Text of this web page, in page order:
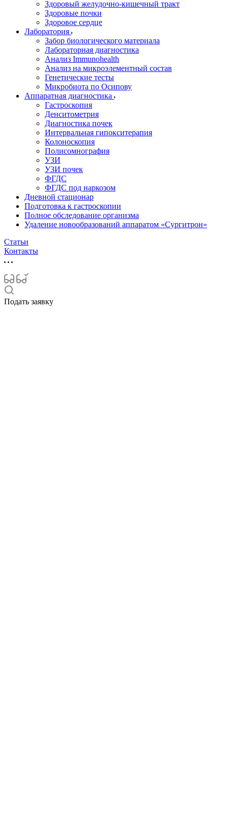
Здоровый желудочно-кишечный тракт
Здоровые почки
Здоровое сердце
Лаборатория
Забор биологического материала
Лабораторная диагностика
Анализ Immunohealth
Анализ на микроэлементный состав
Генетические тесты
Микробиота по Осипову
Аппаратная диагностика
Гастроскопия
Денситометрия
Диагностика почек
Интервальная гипокситерапия
Колоноскопия
Полисомнография
УЗИ
УЗИ почек
ФГДС
ФГДС под наркозом
Дневной стационар
Подготовка к гастроскопии
Полное обследование организма
Удаление новообразований аппаратом «Сургитрон»‎
Статьи
Контакты
Подать заявку